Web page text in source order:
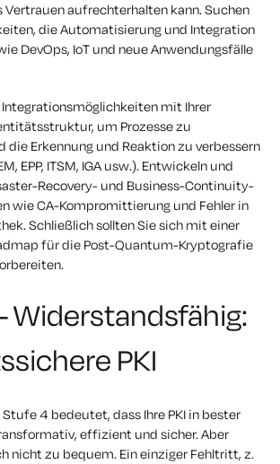
Vertrauen aufrechterhalten kann. Suchen
die Automatisierung und Integration
DevOps, IoT und neue Anwendungsfälle
Integrationsmöglichkeiten mit Ihrer
um Prozesse zu
die Erkennung und Reaktion zu verbessern
EPP, ITSM, IGA usw.). Entwickeln und
Recovery- und Business-Continuity-
wie CA-Kompromittierung und Fehler in
Schließlich sollten Sie sich mit einer
für die Post-Quantum-Kryptografie
Widerstandsfähig:
PKI
Stufe 4 bedeutet, dass Ihre PKI in bester
effizient und sicher. Aber
nicht zu bequem. Ein einziger Fehltritt, z.